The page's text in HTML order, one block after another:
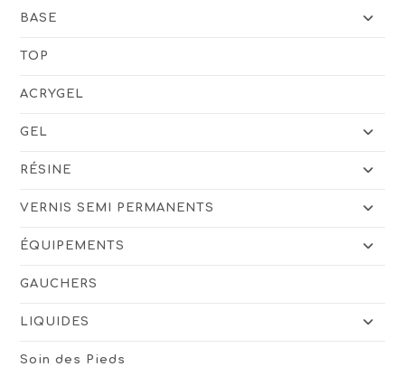
BASE
TOP
ACRYGEL
GEL
RÉSINE
VERNIS SEMI PERMANENTS
ÉQUIPEMENTS
GAUCHERS
LIQUIDES
Soin des Pieds